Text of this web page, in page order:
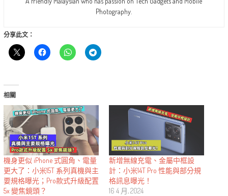
Photography.
分享此文：
相關
機身更似 iPhone 式圓角、電量
更大了：小米15T 系列真機與主
要規格曝光；Pro款式升級配置
5x 變焦鏡頭？
新增無線充電、金屬中框設
計：小米14T Pro 性能與部分規
格訊息曝光！
16 4 月, 2024